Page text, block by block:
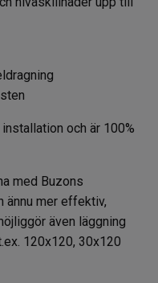
och är 100%
med Buzons
ännu mer effektiv,
även läggning
120x120, 30x120